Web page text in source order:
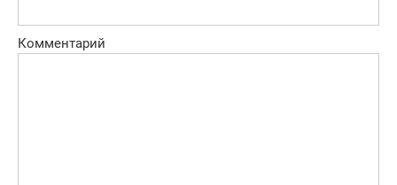
Комментарий